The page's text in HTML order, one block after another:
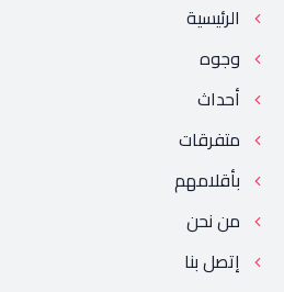
الرئيسية
وجوه
أحداث
متفرقات
بأقلامهم
من نحن
إتصل بنا